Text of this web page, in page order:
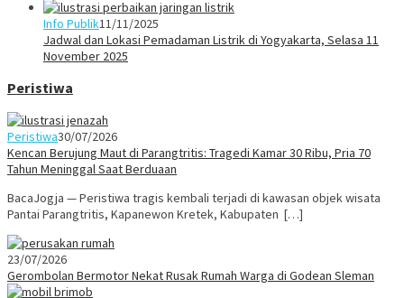
Info Publik11/11/2025
Jadwal dan Lokasi Pemadaman Listrik di Yogyakarta, Selasa 11
November 2025
Peristiwa
Peristiwa30/07/2026
Kencan Berujung Maut di Parangtritis: Tragedi Kamar 30 Ribu, Pria 70
Tahun Meninggal Saat Berduaan
BacaJogja — Peristiwa tragis kembali terjadi di kawasan objek wisata
Pantai Parangtritis, Kapanewon Kretek, Kabupaten […]
23/07/2026
Gerombolan Bermotor Nekat Rusak Rumah Warga di Godean Sleman